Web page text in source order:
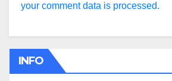
your comment data is processed.
INFO